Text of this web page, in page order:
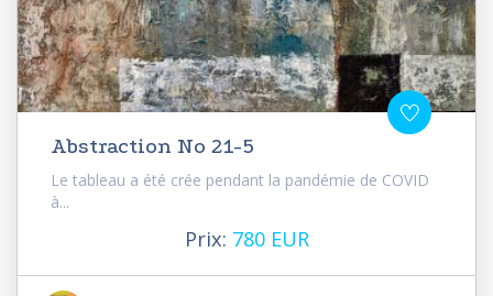
Abstraction No 21-5
Le tableau a été crée pendant la pandémie de COVID
à...
Prix: 780 EUR